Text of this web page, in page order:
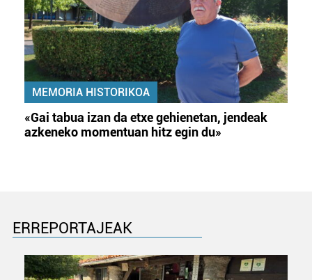
MEMORIA HISTORIKOA
«Gai tabua izan da etxe gehienetan, jendeak
azkeneko momentuan hitz egin du»
ERREPORTAJEAK